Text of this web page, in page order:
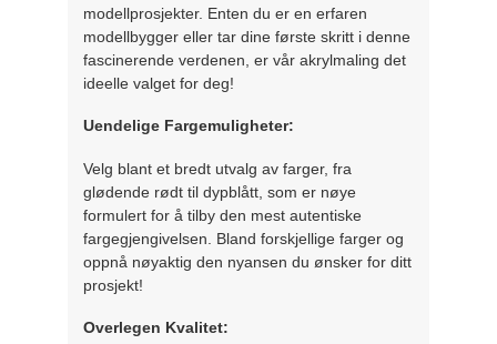
modellprosjekter. Enten du er en erfaren
modellbygger eller tar dine første skritt i denne
fascinerende verdenen, er vår akrylmaling det
ideelle valget for deg!
Uendelige Fargemuligheter:
Velg blant et bredt utvalg av farger, fra
glødende rødt til dypblått, som er nøye
formulert for å tilby den mest autentiske
fargegjengivelsen. Bland forskjellige farger og
oppnå nøyaktig den nyansen du ønsker for ditt
prosjekt!
Overlegen Kvalitet: